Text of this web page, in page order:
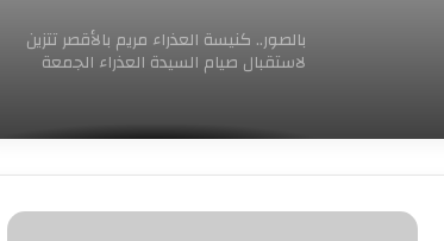
بالصور.. كنيسة العذراء مريم بالأقصر تتزين
لاستقبال صيام السيدة العذراء الجمعة
محافظ القاهرة يحدد سعر المتر مقابل
التصالح في مخالفات البناء
أمن